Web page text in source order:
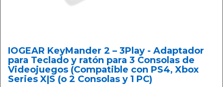
IOGEAR KeyMander 2 – 3Play - Adaptador
para Teclado y ratón para 3 Consolas de
Videojuegos (Compatible con PS4, Xbox
Series X|S (o 2 Consolas y 1 PC)